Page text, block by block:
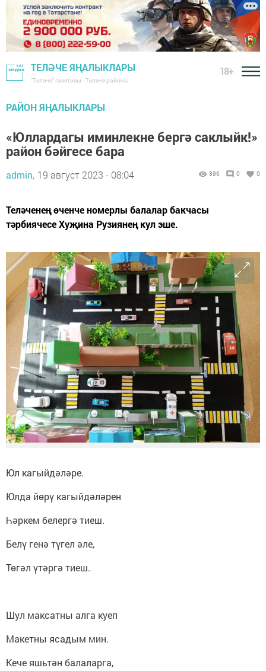
ТЕЛӘЧЕ ЯҢАЛЫКЛАРЫ
"Теләче" газетасы - Теләче районы
18+
РАЙОН ЯҢАЛЫКЛАРЫ
«Юллардагы иминлекне бергә саклыйк!»
район бәйгесе бара
admin, 19 август 2023 - 08:04 396 0 0
Теләченең өченче номерлы балалар бакчасы
тәрбиячесе Хуҗина Рузиянең кул эше.
Юл кагыйдәләре.
Юлда йөрү кагыйдәләрен
Һәркем белергә тиеш.
Белү генә түгел әле,
Төгәл үтәргә тиеш.
Шул максатны алга куеп
Макетны ясадым мин.
Кече яшьтән балаларга,